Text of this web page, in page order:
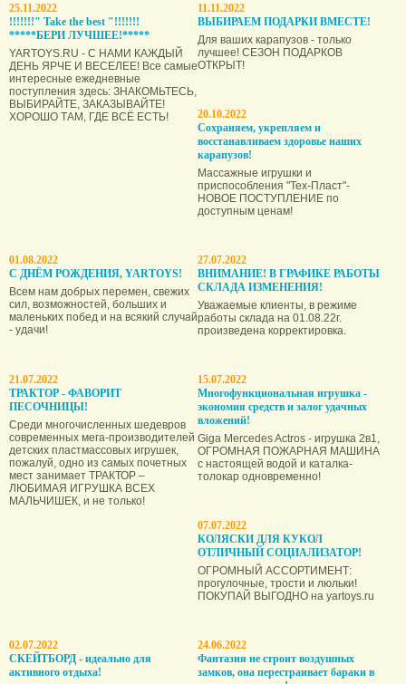
25.11.2022
!!!!!!!" Take the best "!!!!!!!
*****БЕРИ ЛУЧШЕЕ!*****
YARTOYS.RU - С НАМИ КАЖДЫЙ
ДЕНЬ ЯРЧЕ И ВЕСЕЛЕЕ! Все самые
интересные ежедневные
поступления здесь: ЗНАКОМЬТЕСЬ,
ВЫБИРАЙТЕ, ЗАКАЗЫВАЙТЕ!
ХОРОШО ТАМ, ГДЕ ВСЁ ЕСТЬ!
11.11.2022
ВЫБИРАЕМ ПОДАРКИ ВМЕСТЕ!
Для ваших карапузов - только
лучшее! СЕЗОН ПОДАРКОВ
ОТКРЫТ!
20.10.2022
Сохраняем, укрепляем и
восстанавливаем здоровье наших
карапузов!
Массажные игрушки и
приспособления "Тех-Пласт"-
НОВОЕ ПОСТУПЛЕНИЕ по
доступным ценам!
01.08.2022
С ДНЁМ РОЖДЕНИЯ, YARTOYS!
Всем нам добрых перемен, свежих
сил, возможностей, больших и
маленьких побед и на всякий случай
- удачи!
27.07.2022
ВНИМАНИЕ! В ГРАФИКЕ РАБОТЫ
СКЛАДА ИЗМЕНЕНИЯ!
Уважаемые клиенты, в режиме
работы склада на 01.08.22г.
произведена корректировка.
21.07.2022
ТРАКТОР - ФАВОРИТ
ПЕСОЧНИЦЫ!
Среди многочисленных шедевров
современных мега-производителей
детских пластмассовых игрушек,
пожалуй, одно из самых почетных
мест занимает ТРАКТОР –
ЛЮБИМАЯ ИГРУШКА ВСЕХ
МАЛЬЧИШЕК, и не только!
15.07.2022
Многофункциональная игрушка -
экономия средств и залог удачных
вложений!
Giga Mercedes Actros - игрушка 2в1,
ОГРОМНАЯ ПОЖАРНАЯ МАШИНА
с настоящей водой и каталка-
толокар одновременно!
07.07.2022
КОЛЯСКИ ДЛЯ КУКОЛ
ОТЛИЧНЫЙ СОЦИАЛИЗАТОР!
ОГРОМНЫЙ АССОРТИМЕНТ:
прогулочные, трости и люльки!
ПОКУПАЙ ВЫГОДНО на yartoys.ru
02.07.2022
СКЕЙТБОРД - идеально для
активного отдыха!
24.06.2022
Фантазия не строит воздушных
замков, она пере­страивает бараки в